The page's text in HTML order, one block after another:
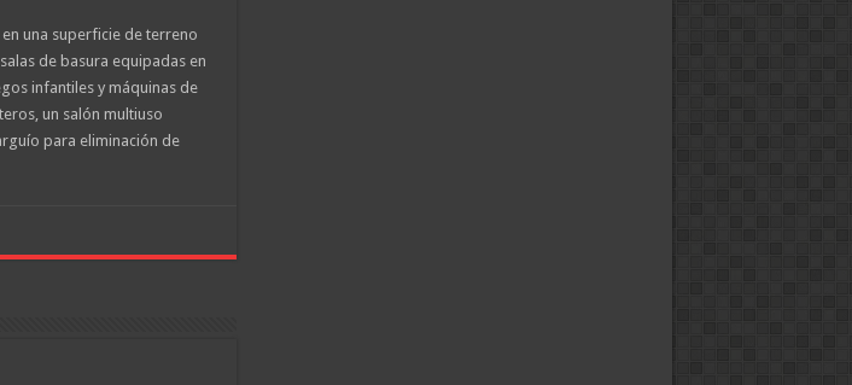
una superficie de terreno
de basura equipadas en
infantiles y máquinas de
un salón multiuso
para eliminación de